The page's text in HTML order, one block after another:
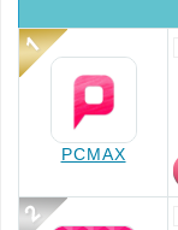
PCMAX